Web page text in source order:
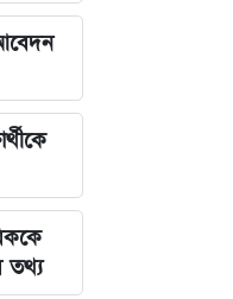
তথ্য